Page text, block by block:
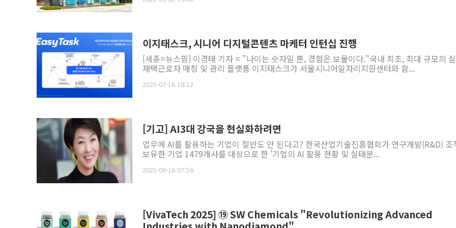
이지태스크, 시니어 디지털콘텐츠 마케터 인턴십 진행
[세종=뉴스핌] 이경태 기자 = "나이는 숫자일 뿐, 경험은 보물이다."국내 최초, 최대 규모의
재택근로자 매칭 및 관리 플랫폼 이지태스크가 서울시니어일자리지원센터와 함...
2025-07-16 18:12
업무에 AI를 활용하는 기업이 절반도 안 된다고? 한국산업기술진흥협회가 연구개발(R&D) 조
보유한 기업 1479개사를 대상으로 한 '기업의 AI 활용 현황 및 실태분...
2025-06-16 07:56
[VivaTech 2025] ⑲ SW Chemicals "Revolutionizing Advanced